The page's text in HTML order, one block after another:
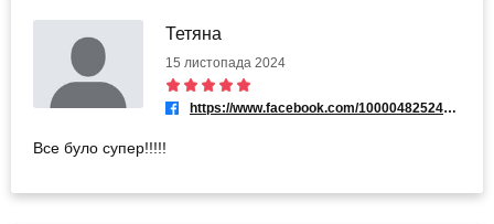
Тетяна
15 листопада 2024
https://www.facebook.com/100004825248060
Все було супер!!!!!